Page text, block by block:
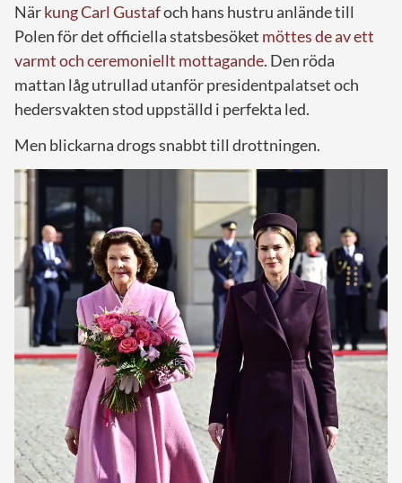
Närkung Carl Gustafoch hans hustru anlände till
Polen för det officiella statsbesöket möttes de av ett
varmt och ceremoniellt mottagande. Den röda
mattan låg utrullad utanför presidentpalatset och
hedersvakten stod uppställd i perfekta led.
Men blickarna drogs snabbt till drottningen.